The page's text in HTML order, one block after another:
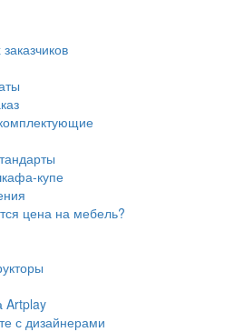
купе
цена на мебель?
Artplay
с дизайнерами